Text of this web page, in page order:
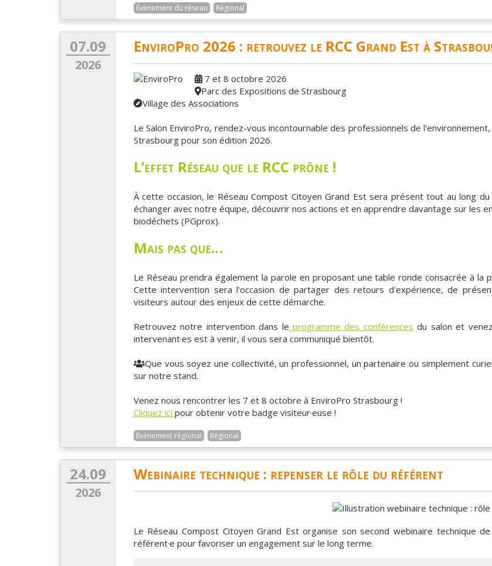
Évènement du réseau Régional
07.09
2026
EnviroPro 2026 : retrouvez le RCC Grand Est à
7 et 8 octobre 2026
Parc des Expositions de Strasbourg
Village des Associations
Le Salon EnviroPro, rendez-vous incontournable des professionnels de
Strasbourg pour son édition 2026.
L’effet Réseau que le RCC prône !
À cette occasion, le Réseau Compost Citoyen Grand Est sera présent tout au long
échanger avec notre équipe, découvrir nos actions et en apprendre davantage sur les
biodéchets (PGprox).
Mais pas que…
Le Réseau prendra également la parole en proposant une table ronde consacrée à
Cette intervention sera l'occasion de partager des retours d'expérience, de
visiteurs autour des enjeux de cette démarche.
Retrouvez notre intervention dans le programme des conférences du salon et
intervenant·es est à venir, il vous sera communiqué bientôt.
Que vous soyez une collectivité, un professionnel, un partenaire ou simplement
sur notre stand.
Venez nous rencontrer les 7 et 8 octobre à EnviroPro Strasbourg !
Cliquez ici pour obtenir votre badge visiteur·euse !
Évènement régional Régional
24.09
2026
Webinaire technique : repenser le rôle du référent
Le Réseau Compost Citoyen Grand Est organise son second webinaire technique
référent·e pour favoriser un engagement sur le long terme.